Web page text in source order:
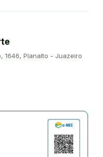
1646, Planalto - Juazeiro